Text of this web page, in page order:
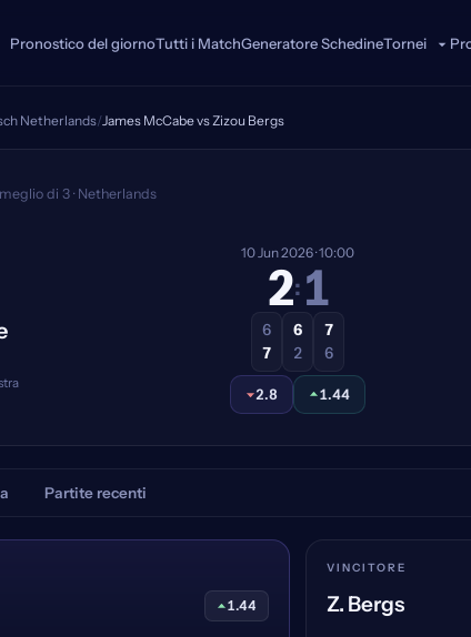
Pronostico del giornoTutti i MatchGeneratore SchedineTornei
Zizou Bergs — Pronostico
Netherlands/James McCabe vs Zizou Bergs
meglio di 3 · Netherlands
10 Jun2026· 10:00
2: 1
6
7
6
2
7
6
2.8 1.44
Partite recenti
1.44
VINCITORE
Z. Bergs